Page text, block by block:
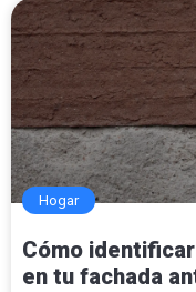
Hogar
Cómo
en tu fachada